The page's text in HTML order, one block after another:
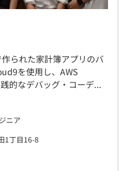
Oracle、SQL Server
メントかスペシャリス
られた家計簿アプリのバ
を使用し、AWS
的なデバッグ・コーデ...
ニア
1丁目16-8